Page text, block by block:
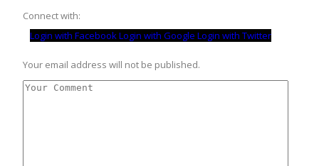
Connect with:
Login with FacebookLogin with Google Login with Twitter
Your email address will not be published.